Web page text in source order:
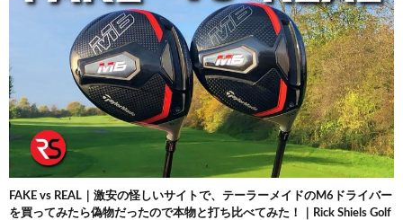
FAKE vs REAL｜激安の怪しいサイトで、テーラーメイドのM6ドライバー
を買ってみたら偽物だったので本物と打ち比べてみた！｜Rick Shiels Golf